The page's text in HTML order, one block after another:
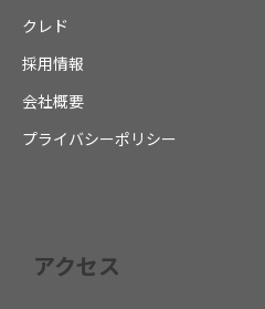
クレド
採用情報
会社概要
プライバシーポリシー
アクセス